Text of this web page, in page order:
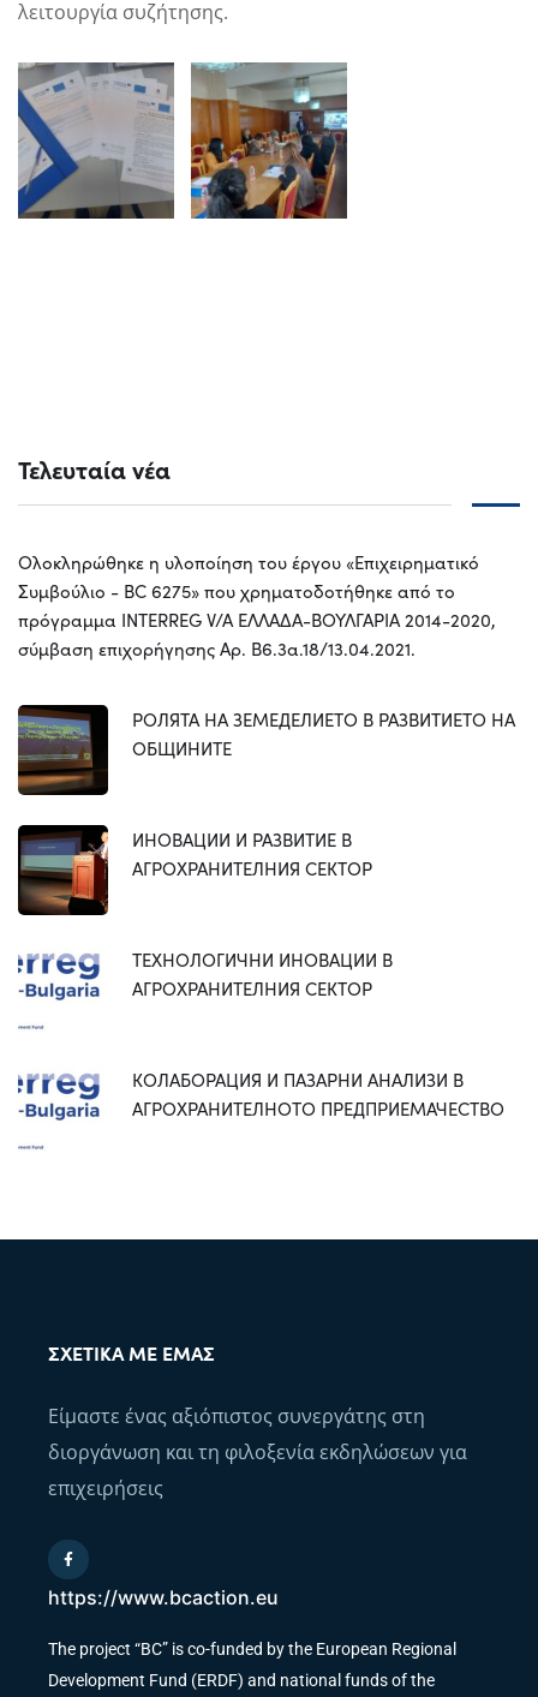
λειτουργία συζήτησης.
Τελευταία νέα
Ολοκληρώθηκε η υλοποίηση του έργου «Επιχειρηματικό
Συμβούλιο - BC 6275» που χρηματοδοτήθηκε από το
πρόγραμμα INTERREG V/A ΕΛΛΑΔΑ-ΒΟΥΛΓΑΡΙΑ 2014-2020,
σύμβαση επιχορήγησης Αρ. Β6.3α.18/13.04.2021.
РОЛЯТА НА ЗЕМЕДЕЛИЕТО В РАЗВИТИЕТО НА
ОБЩИНИТЕ
ИНОВАЦИИ И РАЗВИТИЕ В
АГРОХРАНИТЕЛНИЯ СЕКТОР
ТЕХНОЛОГИЧНИ ИНОВАЦИИ В
АГРОХРАНИТЕЛНИЯ СЕКТОР
КОЛАБОРАЦИЯ И ПАЗАРНИ АНАЛИЗИ В
АГРОХРАНИТЕЛНОТО ПРЕДПРИЕМАЧЕСТВО
ΣΧΕΤΙΚΆ ΜΕ ΕΜΆΣ
Είμαστε ένας αξιόπιστος συνεργάτης στη
διοργάνωση και τη φιλοξενία εκδηλώσεων για
επιχειρήσεις
https://www.bcaction.eu
The project “BC” is co-funded by the European Regional
Development Fund (ERDF) and national funds of the